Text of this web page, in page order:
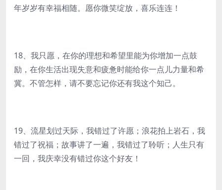
年岁岁有幸福相随。愿你微笑绽放，喜乐连连！
18、我只愿，在你的理想和希望里能为你增加一点鼓
励，在你生活出现失意和疲惫时能给你一点儿力量和希
冀。不管怎样，请不要忘记你还有我这个知己。
19、流星划过天际，我错过了许愿；浪花拍上岩石，我
错过了祝福；故事讲了一遍，我错过了聆听；人生只有
一回，我庆幸没有错过你这个好友！